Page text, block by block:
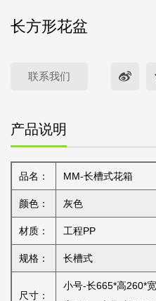
长方形花盆
联系我们
产品说明
品名： MM-长槽式花箱
颜色： 灰色
材质： 工程PP
规格： 长槽式
尺寸：
小号-长665*高260*